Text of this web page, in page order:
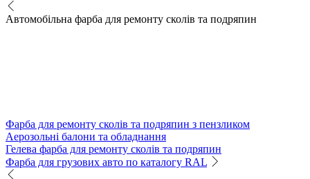
Автомобільна фарба для ремонту сколів та подряпин
Фарба для ремонту сколів та подряпин з пензликом
Аерозольні балони та обладнання
Гелева фарба для ремонту сколів та подряпин
Фарба для грузових авто по каталогу RAL